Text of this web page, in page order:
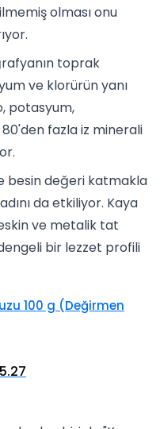
olması onu
toprak
ve klorürün yanı
potasyum,
fazla iz minerali
besin değeri katmakla
da etkiliyor. Kaya
ve metalik tat
bir lezzet profili
100 g (Değirmen